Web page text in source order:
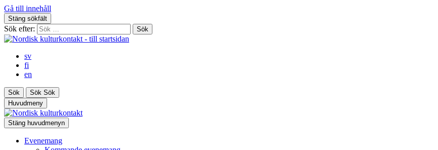
Gå till innehåll
Stäng sökfält
Sök efter:
sv
fi
en
Sök Sök Sök
Huvudmeny
Stäng huvudmenyn
Evenemang